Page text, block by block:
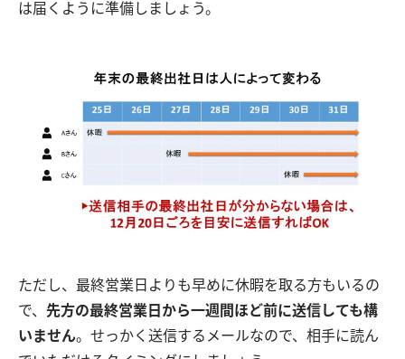
は届くように準備しましょう。
ただし、最終営業日よりも早めに休暇を取る方もいるの
で、 先方の最終営業日から一週間ほど前に送信しても構
いません。せっかく送信するメールなので、相手に読ん